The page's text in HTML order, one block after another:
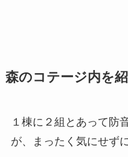
森のコテージ内を紹
１棟に２組とあって防
が、まったく気にせず